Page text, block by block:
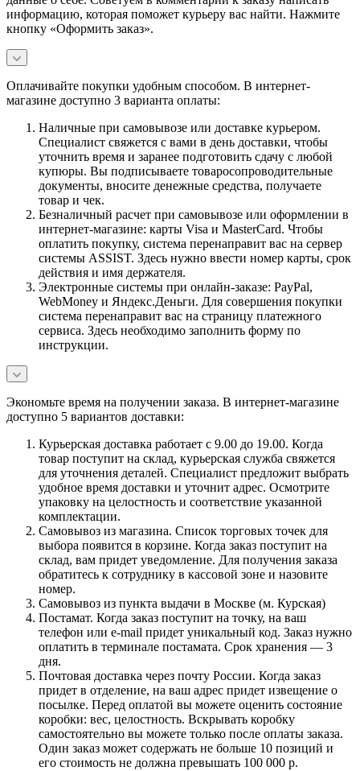
информацию, которая поможет курьеру вас найти. Нажмите
кнопку «Оформить заказ».
Оплачивайте покупки удобным способом. В интернет-
магазине доступно 3 варианта оплаты:
Наличные при самовывозе или доставке курьером.
Специалист свяжется с вами в день доставки, чтобы
уточнить время и заранее подготовить сдачу с любой
купюры. Вы подписываете товаросопроводительные
документы, вносите денежные средства, получаете
товар и чек.
Безналичный расчет при самовывозе или оформлении в
интернет-магазине: карты Visa и MasterCard. Чтобы
оплатить покупку, система перенаправит вас на сервер
системы ASSIST. Здесь нужно ввести номер карты, срок
действия и имя держателя.
Электронные системы при онлайн-заказе: PayPal,
WebMoney и Яндекс.Деньги. Для совершения покупки
система перенаправит вас на страницу платежного
сервиса. Здесь необходимо заполнить форму по
инструкции.
Экономьте время на получении заказа. В интернет-магазине
доступно 5 вариантов доставки:
Курьерская доставка работает с 9.00 до 19.00. Когда
товар поступит на склад, курьерская служба свяжется
для уточнения деталей. Специалист предложит выбрать
удобное время доставки и уточнит адрес. Осмотрите
упаковку на целостность и соответствие указанной
комплектации.
Самовывоз из магазина. Список торговых точек для
выбора появится в корзине. Когда заказ поступит на
склад, вам придет уведомление. Для получения заказа
обратитесь к сотруднику в кассовой зоне и назовите
номер.
Самовывоз из пункта выдачи в Москве (м. Курская)
Постамат. Когда заказ поступит на точку, на ваш
телефон или e-mail придет уникальный код. Заказ нужно
оплатить в терминале постамата. Срок хранения — 3
дня.
Почтовая доставка через почту России. Когда заказ
придет в отделение, на ваш адрес придет извещение о
посылке. Перед оплатой вы можете оценить состояние
коробки: вес, целостность. Вскрывать коробку
самостоятельно вы можете только после оплаты заказа.
Один заказ может содержать не больше 10 позиций и
его стоимость не должна превышать 100 000 р.